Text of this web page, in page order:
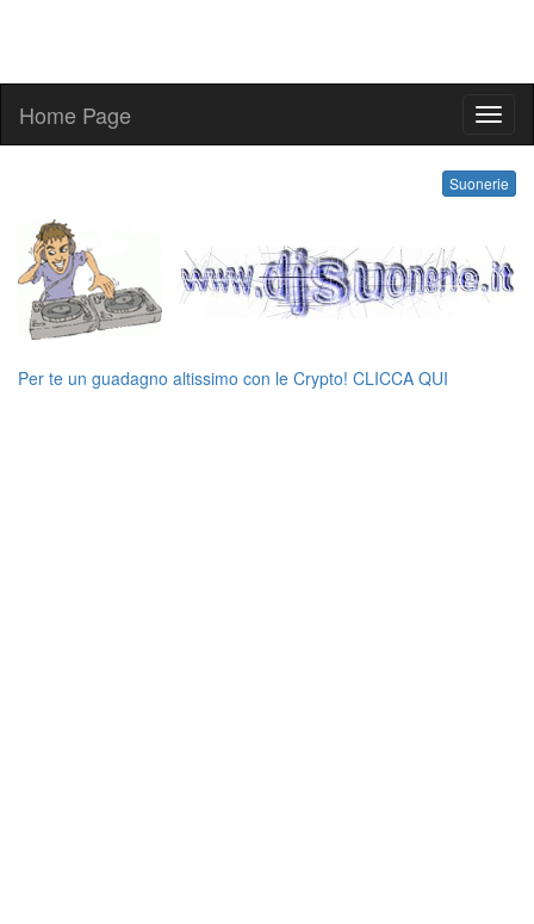
Home Page
Suonerie
Per te un guadagno altissimo con le Crypto! CLICCA QUI